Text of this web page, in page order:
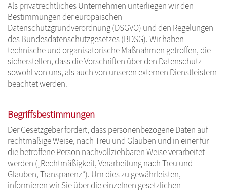
Als privatrechtliches Unternehmen unterliegen wir den
Bestimmungen der europäischen
Datenschutzgrundverordnung (DSGVO) und den Regelungen
des Bundesdatenschutzgesetzes (BDSG). Wir haben
technische und organisatorische Maßnahmen getroffen, die
sicherstellen, dass die Vorschriften über den Datenschutz
sowohl von uns, als auch von unseren externen Dienstleistern
beachtet werden.
Begriffsbestimmungen
Der Gesetzgeber fordert, dass personenbezogene Daten auf
rechtmäßige Weise, nach Treu und Glauben und in einer für
die betroffene Person nachvollziehbaren Weise verarbeitet
werden („Rechtmäßigkeit, Verarbeitung nach Treu und
Glauben, Transparenz“). Um dies zu gewährleisten,
informieren wir Sie über die einzelnen gesetzlichen